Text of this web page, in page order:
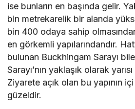
ise bunların en başında gelir.
bin metrekarelik bir alanda
bin 400 odaya sahip
en görkemli yapılarındandır.
bulunan Buckhingam Sarayı
Sarayı’nın yaklaşık olarak
Ziyarete açık olan bu yapının
güzeldir.